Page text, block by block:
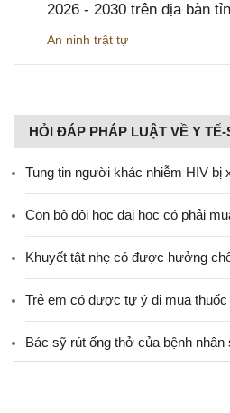
2026 - 2030 trên địa bàn
An ninh trật tự
HỎI ĐÁP PHÁP LUẬT VỀ Y
Tung tin người khác nhiễm HIV bị
Con bộ đội học đại học có phải
Khuyết tật nhẹ có được hưởng
Trẻ em có được tự ý đi mua
Bác sỹ rút ống thở của bệnh